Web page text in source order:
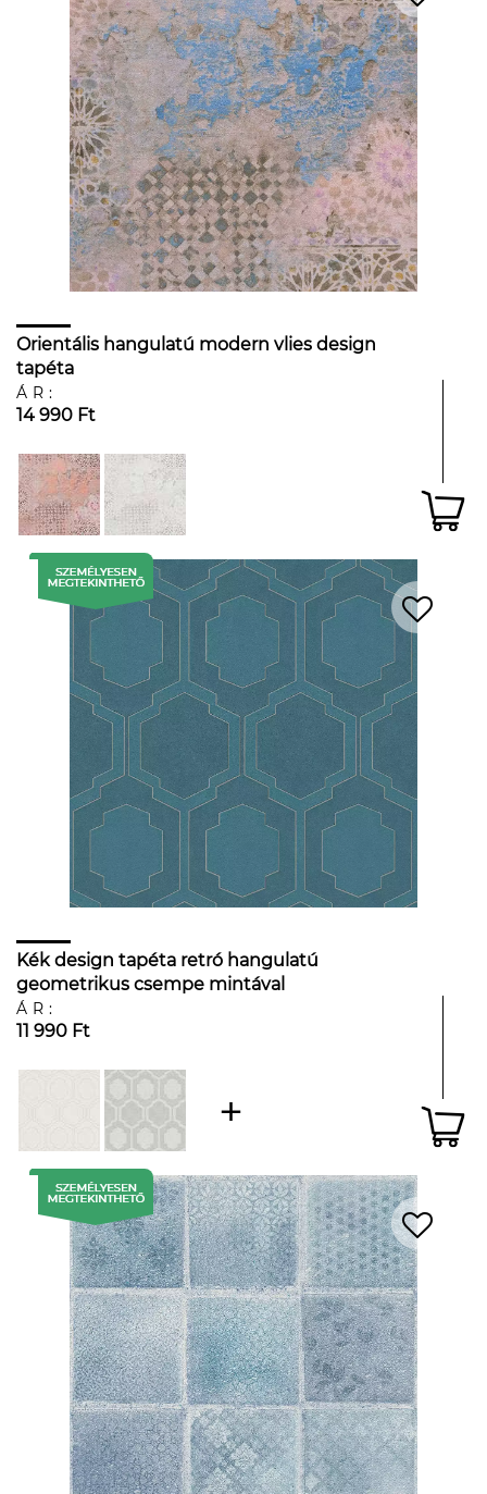
Orientális hangulatú modern vlies design
tapéta
ÁR:
14 990 Ft
Kék design tapéta retró hangulatú
geometrikus csempe mintával
ÁR:
11 990 Ft